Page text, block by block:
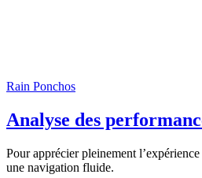
Rain Ponchos
Analyse des
Pour apprécier pleinement
une navigation fluide.